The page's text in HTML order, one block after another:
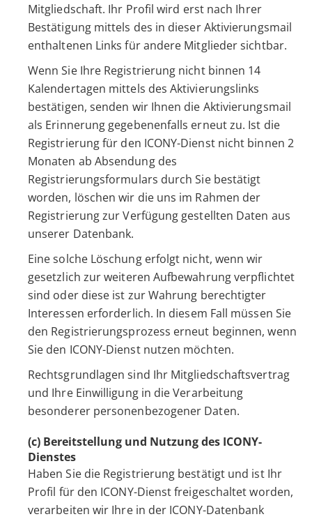
Mitgliedschaft. Ihr Profil wird erst nach Ihrer
Bestätigung mittels des in dieser Aktivierungsmail
enthaltenen Links für andere Mitglieder sichtbar.
Wenn Sie Ihre Registrierung nicht binnen 14
Kalendertagen mittels des Aktivierungslinks
bestätigen, senden wir Ihnen die Aktivierungsmail
als Erinnerung gegebenenfalls erneut zu. Ist die
Registrierung für den ICONY-Dienst nicht binnen 2
Monaten ab Absendung des
Registrierungsformulars durch Sie bestätigt
worden, löschen wir die uns im Rahmen der
Registrierung zur Verfügung gestellten Daten aus
unserer Datenbank.
Eine solche Löschung erfolgt nicht, wenn wir
gesetzlich zur weiteren Aufbewahrung verpflichtet
sind oder diese ist zur Wahrung berechtigter
Interessen erforderlich. In diesem Fall müssen Sie
den Registrierungsprozess erneut beginnen, wenn
Sie den ICONY-Dienst nutzen möchten.
Rechtsgrundlagen sind Ihr Mitgliedschaftsvertrag
und Ihre Einwilligung in die Verarbeitung
besonderer personenbezogener Daten.
(c) Bereitstellung und Nutzung des ICONY-
Dienstes
Haben Sie die Registrierung bestätigt und ist Ihr
Profil für den ICONY-Dienst freigeschaltet worden,
verarbeiten wir Ihre in der ICONY-Datenbank